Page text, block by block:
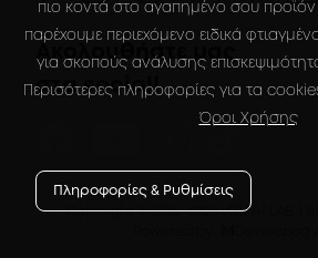
Ακολουθήστε μας
στα social!
Ειδικές Συσκευάσιες
Πολιτική Επιστροφών
Ο Λογαριασμός μου
Copyright © 2024-2026 YOUTH LAB. |
πιο κοντά στο αγαπημένο σου
παρέχουμε περιεχόμενο ειδικά
για σκοπούς ανάλυσης
Περισότερες πληροφορίες για τα
Όροι Χρήσης
Πληροφορίες & Ρυθμίσεις